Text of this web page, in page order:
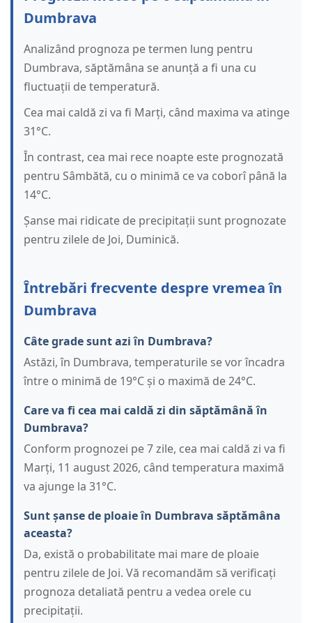
Dumbrava
Analizând prognoza pe termen lung pentru
Dumbrava, săptămâna se anunță a fi una cu
fluctuații de temperatură.
Cea mai caldă zi va fi Marți, când maxima va atinge
31°C.
În contrast, cea mai rece noapte este prognozată
pentru Sâmbătă, cu o minimă ce va coborî până la
14°C.
Șanse mai ridicate de precipitații sunt prognozate
pentru zilele de Joi, Duminică.
Întrebări frecvente despre vremea în
Dumbrava
Câte grade sunt azi în Dumbrava?
Astăzi, în Dumbrava, temperaturile se vor încadra
între o minimă de 19°C și o maximă de 24°C.
Care va fi cea mai caldă zi din săptămână în
Dumbrava?
Conform prognozei pe 7 zile, cea mai caldă zi va fi
Marți, 11 august 2026, când temperatura maximă
va ajunge la 31°C.
Sunt șanse de ploaie în Dumbrava săptămâna
aceasta?
Da, există o probabilitate mai mare de ploaie
pentru zilele de Joi. Vă recomandăm să verificați
prognoza detaliată pentru a vedea orele cu
precipitații.